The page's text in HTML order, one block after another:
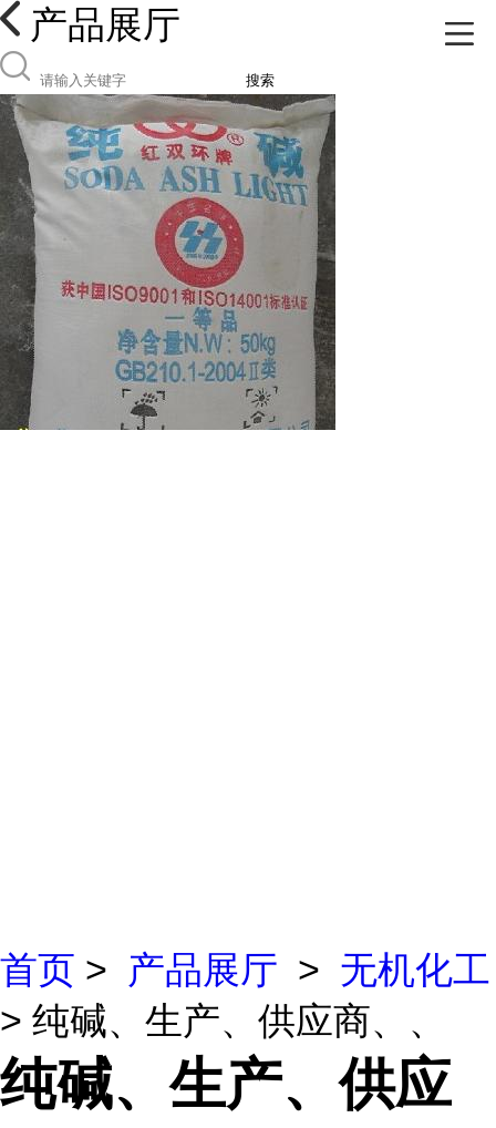
产品展厅
搜索
首页 > 产品展厅 > 无机化工
> 纯碱、生产、供应商、、
纯碱、生产、供应